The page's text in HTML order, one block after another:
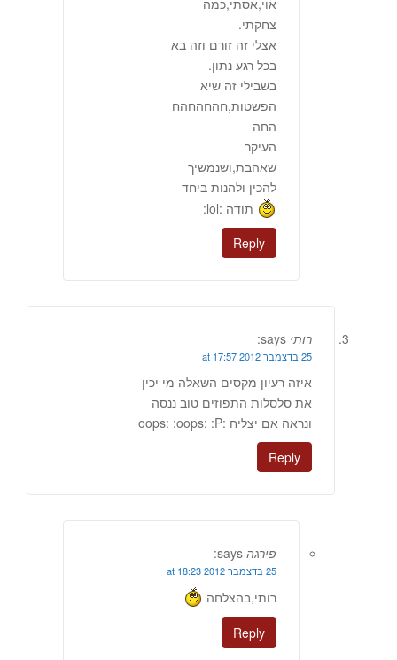
צחקתי.
אצלי זה זורם וזה בא
בכל רגע נתון.
בשבילי זה שיא
הפשטות,חהחהחהח
החה
העיקר
שאהבת,ושנמשיך
להכין ולהנות ביחד
תודה :lol:
Reply
רותי says:
25 בדצמבר 2012 at 17:57
איזה רעיון מקסים השאלה מי יכין
את סלסלות התפוזים טוב ננסה
ונראה אם יצליח :oops: :oops: :P
Reply
פירגה says:
25 בדצמבר 2012 at 18:23
רותי,בהצלחה
Reply